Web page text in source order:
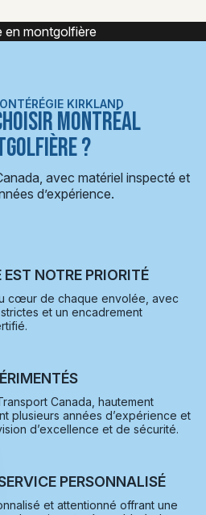
montgolfière
KIRKLAND
MONTRÉAL
?
avec matériel inspecté et
d’expérience.
NOTRE PRIORITÉ
cœur de chaque envolée, avec
et un encadrement
Canada, hautement
plusieurs années d’expérience et
d’excellence et de sécurité.
PERSONNALISÉ
et attentionné offrant une